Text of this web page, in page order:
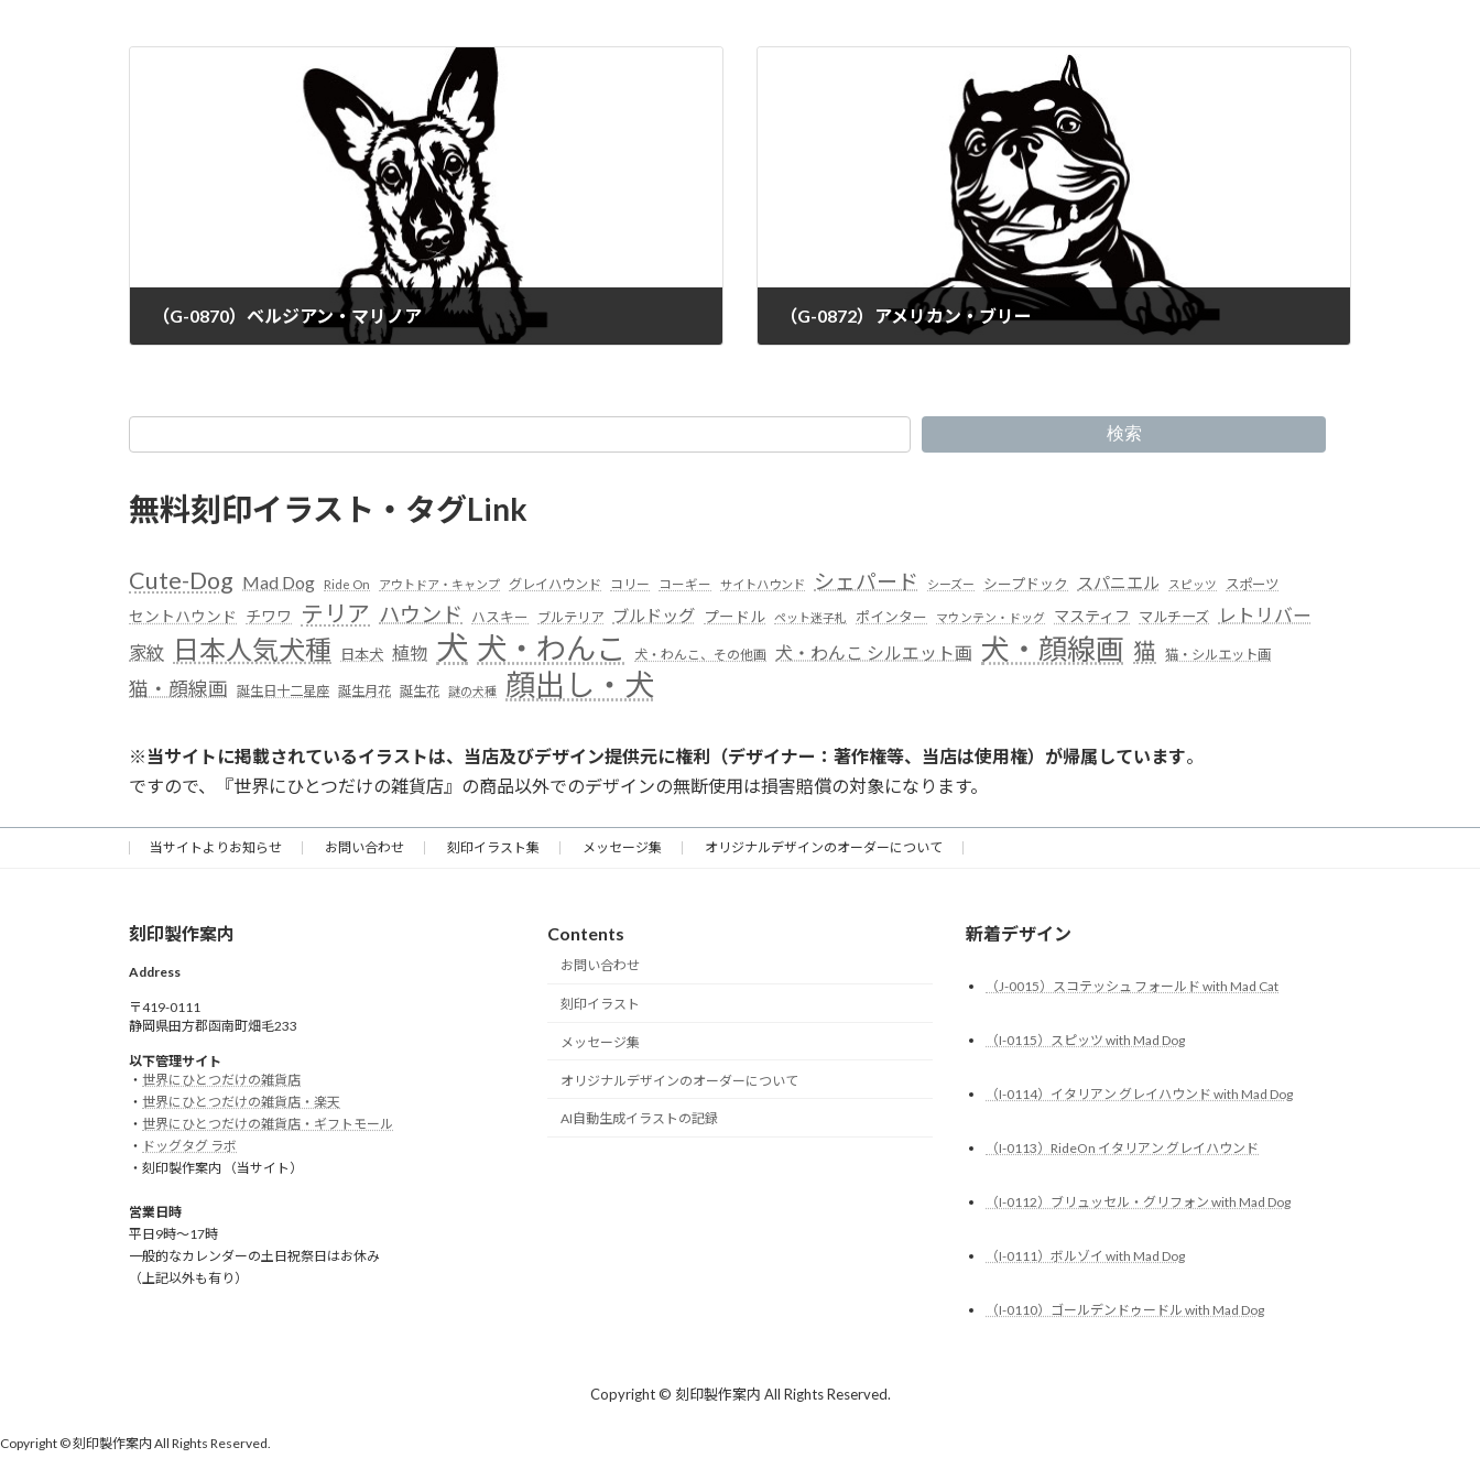
（G-0870）ベルジアン・マリノア （G-0872）アメリカン・ブリー
検索
無料刻印イラスト・タグLink
Cute-Dog Mad Dog Ride On アウトドア・キャンプ グレイハウンド コリー コーギー サイトハウンド シェパード シーズー シープドック スパニエル スピッツ スポーツ
セントハウンド チワワ テリア ハウンド ハスキー ブルテリア ブルドッグ プードル ペット迷子札 ポインター マウンテン・ドッグ マスティフ マルチーズ レトリバー
家紋 日本人気犬種 日本犬 植物 犬 犬・わんこ 犬・わんこ、その他画 犬・わんこ シルエット画 犬・顔線画 猫 猫・シルエット画
猫・顔線画 誕生日十二星座 誕生月花 誕生花 謎の犬種 顔出し・犬
※ 当サイトに掲載されているイラストは、当店及びデザイン提供元に権利（デザイナー：著作権等、当店は使用権）が帰属しています。
ですので、『世界にひとつだけの雑貨店』の商品以外でのデザインの無断使用は損害賠償の対象になります。
当サイトよりお知らせ お問い合わせ 刻印イラスト集 メッセージ集 オリジナルデザインのオーダーについて
刻印製作案内
Address
〒419-0111
静岡県田方郡函南町畑毛233
以下管理サイト
・ 世界にひとつだけの雑貨店
・ 世界にひとつだけの雑貨店・楽天
・ 世界にひとつだけの雑貨店・ギフトモール
・ ドッグタグ ラボ
・刻印製作案内 （当サイト）
営業日時
平日9時～17時
一般的なカレンダーの土日祝祭日はお休み
（上記以外も有り）
Contents
お問い合わせ
刻印イラスト
メッセージ集
オリジナルデザインのオーダーについて
AI自動生成イラストの記録
新着デザイン
（J-0015）スコテッシュ フォールド with Mad Cat
（I-0115）スピッツ with Mad Dog
（I-0114）イタリアン グレイハウンド with Mad Dog
（I-0113）RideOn イタリアン グレイハウンド
（I-0112）ブリュッセル・グリフォン with Mad Dog
（I-0111）ボルゾイ with Mad Dog
（I-0110）ゴールデンドゥードル with Mad Dog
Copyright © 刻印製作案内 All Rights Reserved.
Copyright © 刻印製作案内 All Rights Reserved.